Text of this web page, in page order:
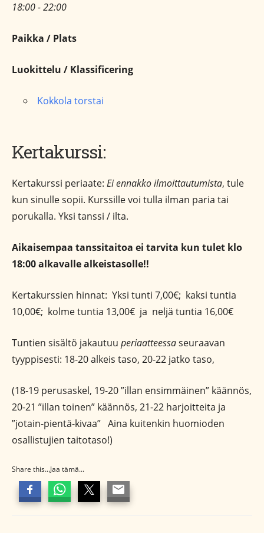
18:00 - 22:00
Paikka / Plats
Luokittelu / Klassificering
Kokkola torstai
Kertakurssi:
Kertakurssi periaate: Ei ennakko ilmoittautumista, tule
kun sinulle sopii. Kurssille voi tulla ilman paria tai
porukalla. Yksi tanssi / ilta.
Aikaisempaa tanssitaitoa ei tarvita kun tulet klo
18:00 alkavalle alkeistasolle!!
Kertakurssien hinnat: Yksi tunti 7,00€; kaksi tuntia
10,00€; kolme tuntia 13,00€ ja neljä tuntia 16,00€
Tuntien sisältö jakautuu periaatteessaseuraavan
tyyppisesti: 18-20 alkeis taso, 20-22 jatko taso,
(18-19 perusaskel, 19-20 ”illan ensimmäinen” käännös,
20-21 ”illan toinen” käännös, 21-22 harjoitteita ja
”jotain-pientä-kivaa” Aina kuitenkin huomioden
osallistujien taitotaso!)
Share this...Jaa tämä...